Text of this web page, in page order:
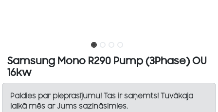
Samsung Mono R290 Pump (3Phase) OU
16kw
Paldies par pieprasījumu! Tas ir saņemts! Tuvākaja
laikā mēs ar Jums sazināsimies.